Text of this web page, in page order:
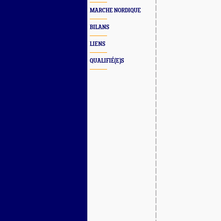
MARCHE NORDIQUE
BILANS
LIENS
QUALIFIÉ(E)S